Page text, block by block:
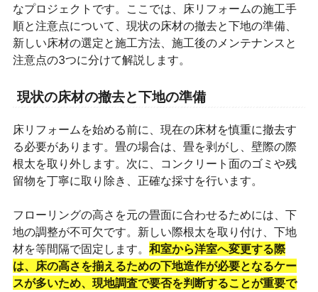
なプロジェクトです。ここでは、床リフォームの施工手
順と注意点について、現状の床材の撤去と下地の準備、
新しい床材の選定と施工方法、施工後のメンテナンスと
注意点の3つに分けて解説します。
現状の床材の撤去と下地の準備
床リフォームを始める前に、現在の床材を慎重に撤去す
る必要があります。畳の場合は、畳を剥がし、壁際の際
根太を取り外します。次に、コンクリート面のゴミや残
留物を丁寧に取り除き、正確な採寸を行います。
フローリングの高さを元の畳面に合わせるためには、下
地の調整が不可欠です。新しい際根太を取り付け、下地
材を等間隔で固定します。 和室から洋室へ変更する際
は、床の高さを揃えるための下地造作が必要となるケー
スが多いため、現地調査で要否を判断することが重要で